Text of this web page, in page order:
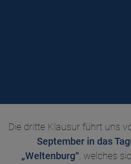
Die dritte Klausur führt uns
September in das
„Weltenburg“, welches